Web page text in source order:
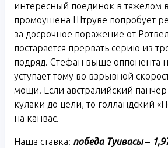
интересный поединок в тяжелом
промоушена Штруве попробует
за досрочное поражение от
постарается прервать серию из
подряд. Стефан выше оппонента
уступает тому во взрывной
мощи. Если австралийский панчер
кулаки до цели, то голландский
на канвас.
Наша ставка: победа Туивасы –